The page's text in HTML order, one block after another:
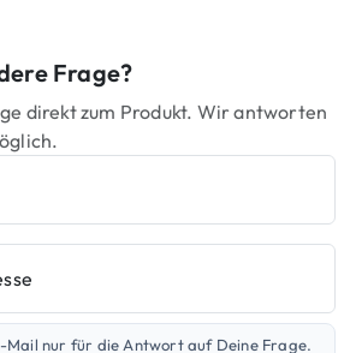
Frage?
direkt zum Produkt. Wir antworten
Mail nur für die Antwort auf Deine Frage.